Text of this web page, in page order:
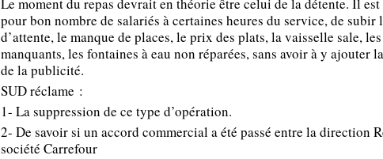
pour bon nombre de salariés à certaines heures du service, de subir
d’attente, le manque de places, le prix des plats, la vaisselle sale, les
manquants, les fontaines à eau non réparées, sans avoir à y ajouter la
de la publicité.
SUD réclame :
1- La suppression de ce type d’opération.
2- De savoir si un accord commercial a été passé entre la direction
société Carrefour